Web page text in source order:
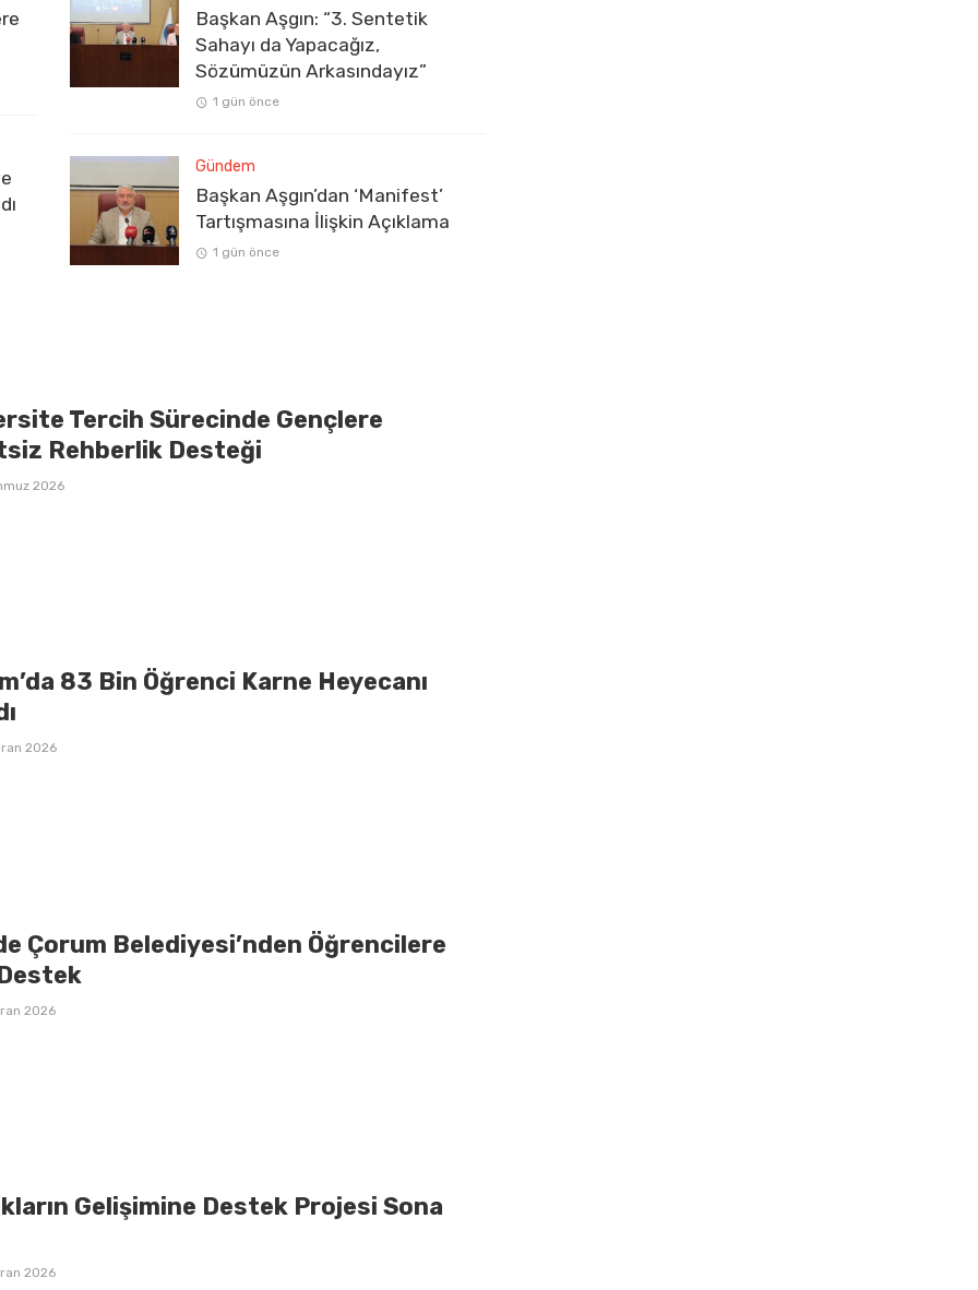
Başkan Aşgın: “3. Sentetik
Sahayı da Yapacağız,
Sözümüzün Arkasındayız”
1 gün önce
Gündem
Başkan Aşgın’dan ‘Manifest’
Tartışmasına İlişkin Açıklama
1 gün önce
Tercih Sürecinde Gençlere
Rehberlik Desteği
2026
83 Bin Öğrenci Karne Heyecanı
2026
Çorum Belediyesi’nden Öğrencilere
2026
Gelişimine Destek Projesi Sona
2026